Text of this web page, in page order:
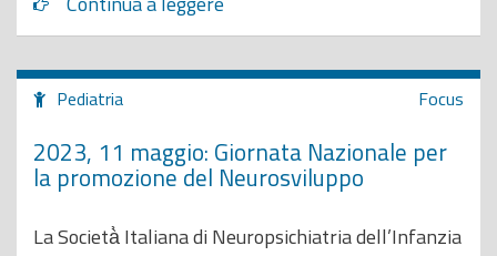
Pediatria Focus
2023, 11 maggio: Giornata Nazionale per
la promozione del Neurosviluppo
La Società̀ Italiana di Neuropsichiatria dell’Infanzia